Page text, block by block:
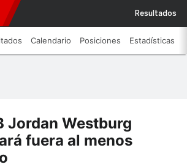
Resultados
Calendario Posiciones Estadísticas
Jordan Westburg
fuera al menos